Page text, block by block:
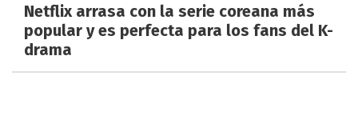
Netflix arrasa con la serie coreana más
popular y es perfecta para los fans del K-
drama